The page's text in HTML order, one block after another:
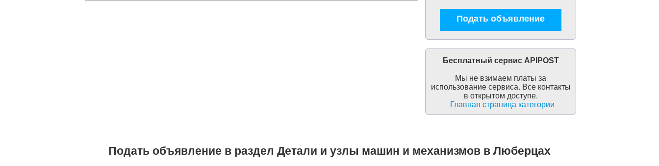
Подать объявление
Бесплатный сервис APIPOST
Мы не взимаем платы за
использование сервиса. Все контакты
в открытом доступе.
Главная страница категории
Подать объявление в раздел Детали и узлы машин и механизмов в Люберцах